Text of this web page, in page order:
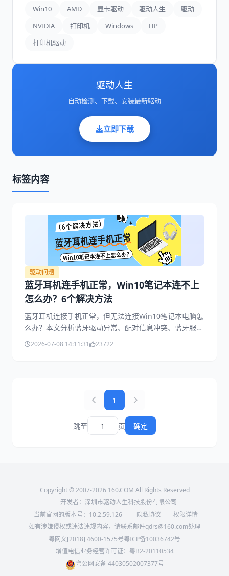
标签内容
驱动问题
蓝牙耳机连手机正常，Win10笔记本连不上
怎么办？6个解决方法
蓝牙耳机连接手机正常，但无法连接Win10笔记本电脑怎
么办？本文分析蓝牙驱动异常、配对信息冲突、蓝牙服务
故障等常见原因，并提供6种实用解决方法，帮助快速恢
2026-07-08 14:11:31 23722
1
跳至 页 确定
Win10 AMD 显卡驱动 驱动人生
驱动
NVIDIA
打印机 Windows
HP
打印机驱动
驱动人生
自动检测、下载、安装最新驱动
立即下载
Copyright © 2007-2026 160.COM All Rights Reserved
开发者：深圳市驱动人生科技股份有限公司
当前官网的版本号： 10.2.59.126 隐私协议
权限详情
如有涉嫌侵权或违法违规内容，请联系邮件qdrs@160.com处理
粤网文[2018] 4600-1575号粤ICP备10036742号
增值电信业务经营许可证：粤B2-20110534
粤公网安备 44030502007377号